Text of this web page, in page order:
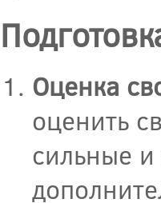
Оценка
оценить
сильные и